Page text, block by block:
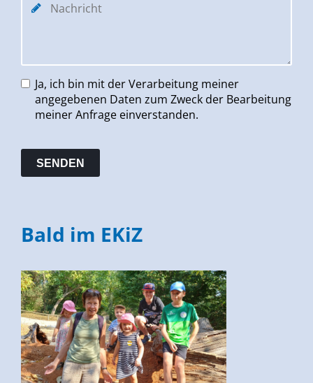
Ja, ich bin mit der Verarbeitung meiner
angegebenen Daten zum Zweck der Bearbeitung
meiner Anfrage einverstanden.
Bald im EKiZ